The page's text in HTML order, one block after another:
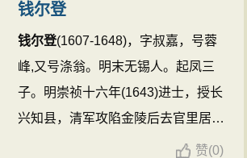
钱尔登
钱尔登(1607-1648)，字叔嘉，号蓉
峰,又号涤翁。明末无锡人。起凤三
子。明崇祯十六年(1643)进士，授长
兴知县，清军攻陷金陵后去官里居。
钱尔登的诗
赞(0)